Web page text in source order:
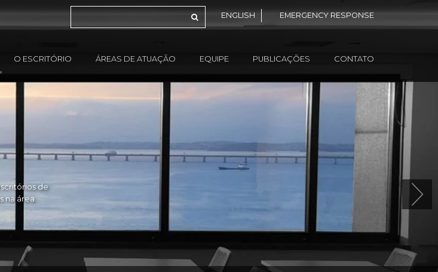
ENGLISH EMERGENCY RESPONSE
O ESCRITÓRIO ÁREAS DE ATUAÇÃO EQUIPE PUBLICAÇÕES CONTATO
de
na área.